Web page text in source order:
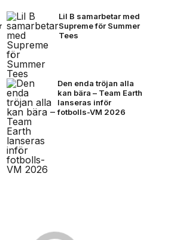
Lil B samarbetar med
Supreme för Summer
Tees
Den enda tröjan alla
kan bära – Team Earth
lanseras inför
fotbolls-VM 2026